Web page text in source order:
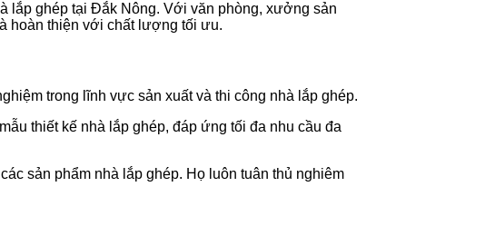
lắp ghép tại Đắk Nông. Với văn phòng, xưởng sản
hoàn thiện với chất lượng tối ưu.
trong lĩnh vực sản xuất và thi công nhà lắp ghép.
thiết kế nhà lắp ghép, đáp ứng tối đa nhu cầu đa
sản phẩm nhà lắp ghép. Họ luôn tuân thủ nghiêm